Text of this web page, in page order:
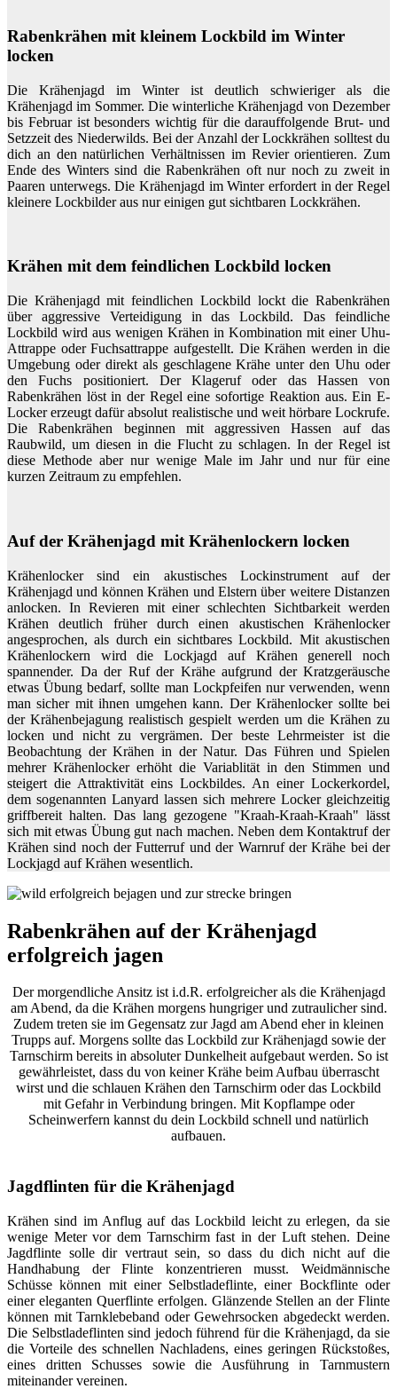
Rabenkrähen mit kleinem Lockbild im Winter
locken
Die Krähenjagd im Winter ist deutlich schwieriger als die
Krähenjagd im Sommer. Die winterliche Krähenjagd von Dezember
bis Februar ist besonders wichtig für die darauffolgende Brut- und
Setzzeit des Niederwilds. Bei der Anzahl der Lockkrähen solltest du
dich an den natürlichen Verhältnissen im Revier orientieren. Zum
Ende des Winters sind die Rabenkrähen oft nur noch zu zweit in
Paaren unterwegs. Die Krähenjagd im Winter erfordert in der Regel
kleinere Lockbilder aus nur einigen gut sichtbaren Lockkrähen.
Krähen mit dem feindlichen Lockbild locken
Die Krähenjagd mit feindlichen Lockbild lockt die Rabenkrähen
über aggressive Verteidigung in das Lockbild. Das feindliche
Lockbild wird aus wenigen Krähen in Kombination mit einer Uhu-
Attrappe oder Fuchsattrappe aufgestellt. Die Krähen werden in die
Umgebung oder direkt als geschlagene Krähe unter den Uhu oder
den Fuchs positioniert. Der Klageruf oder das Hassen von
Rabenkrähen löst in der Regel eine sofortige Reaktion aus. Ein E-
Locker erzeugt dafür absolut realistische und weit hörbare Lockrufe.
Die Rabenkrähen beginnen mit aggressiven Hassen auf das
Raubwild, um diesen in die Flucht zu schlagen. In der Regel ist
diese Methode aber nur wenige Male im Jahr und nur für eine
kurzen Zeitraum zu empfehlen.
Auf der Krähenjagd mit Krähenlockern locken
Krähenlocker sind ein akustisches Lockinstrument auf der
Krähenjagd und können Krähen und Elstern über weitere Distanzen
anlocken. In Revieren mit einer schlechten Sichtbarkeit werden
Krähen deutlich früher durch einen akustischen Krähenlocker
angesprochen, als durch ein sichtbares Lockbild. Mit akustischen
Krähenlockern wird die Lockjagd auf Krähen generell noch
spannender. Da der Ruf der Krähe aufgrund der Kratzgeräusche
etwas Übung bedarf, sollte man Lockpfeifen nur verwenden, wenn
man sicher mit ihnen umgehen kann. Der Krähenlocker sollte bei
der Krähenbejagung realistisch gespielt werden um die Krähen zu
locken und nicht zu vergrämen. Der beste Lehrmeister ist die
Beobachtung der Krähen in der Natur. Das Führen und Spielen
mehrer Krähenlocker erhöht die Variablität in den Stimmen und
steigert die Attraktivität eins Lockbildes. An einer Lockerkordel,
dem sogenannten Lanyard lassen sich mehrere Locker gleichzeitig
griffbereit halten. Das lang gezogene "Kraah-Kraah-Kraah" lässt
sich mit etwas Übung gut nach machen. Neben dem Kontaktruf der
Krähen sind noch der Futterruf und der Warnruf der Krähe bei der
Lockjagd auf Krähen wesentlich.
Rabenkrähen auf der Krähenjagd
erfolgreich jagen
Der morgendliche Ansitz ist i.d.R. erfolgreicher als die Krähenjagd
am Abend, da die Krähen morgens hungriger und zutraulicher sind.
Zudem treten sie im Gegensatz zur Jagd am Abend eher in kleinen
Trupps auf. Morgens sollte das Lockbild zur Krähenjagd sowie der
Tarnschirm bereits in absoluter Dunkelheit aufgebaut werden. So ist
gewährleistet, dass du von keiner Krähe beim Aufbau überrascht
wirst und die schlauen Krähen den Tarnschirm oder das Lockbild
mit Gefahr in Verbindung bringen. Mit Kopflampe oder
Scheinwerfern kannst du dein Lockbild schnell und natürlich
aufbauen.
Jagdflinten für die Krähenjagd
Krähen sind im Anflug auf das Lockbild leicht zu erlegen, da sie
wenige Meter vor dem Tarnschirm fast in der Luft stehen. Deine
Jagdflinte solle dir vertraut sein, so dass du dich nicht auf die
Handhabung der Flinte konzentrieren musst. Weidmännische
Schüsse können mit einer Selbstladeflinte, einer Bockflinte oder
einer eleganten Querflinte erfolgen. Glänzende Stellen an der Flinte
können mit Tarnklebeband oder Gewehrsocken abgedeckt werden.
Die Selbstladeflinten sind jedoch führend für die Krähenjagd, da sie
die Vorteile des schnellen Nachladens, eines geringen Rückstoßes,
eines dritten Schusses sowie die Ausführung in Tarnmustern
miteinander vereinen.